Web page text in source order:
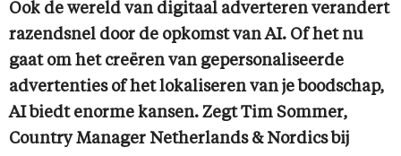
Ook de wereld van digitaal adverteren verandert
razendsnel door de opkomst van AI. Of het nu
gaat om het creëren van gepersonaliseerde
advertenties of het lokaliseren van je boodschap,
AI biedt enorme kansen. Zegt Tim Sommer,
Country Manager Netherlands & Nordics bij